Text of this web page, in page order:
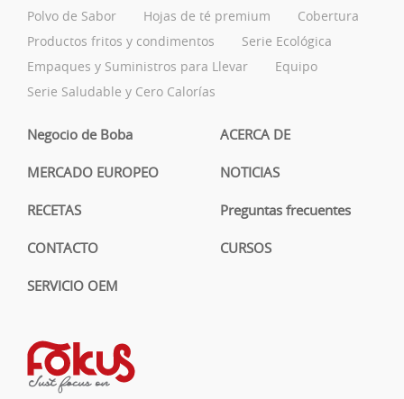
Polvo de Sabor
Hojas de té premium
Cobertura
Productos fritos y condimentos
Serie Ecológica
Empaques y Suministros para Llevar
Equipo
Serie Saludable y Cero Calorías
Negocio de Boba ACERCA DE
MERCADO EUROPEO NOTICIAS
RECETAS Preguntas frecuentes
CONTACTO CURSOS
SERVICIO OEM